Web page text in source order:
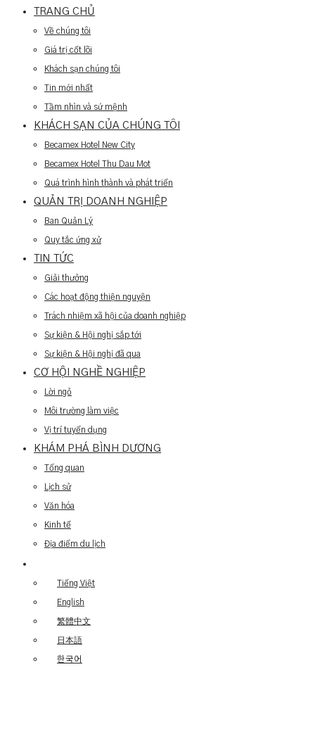
TRANG CHỦ
Về chúng tôi
Giá trị cốt lõi
Khách sạn chúng tôi
Tin mới nhất
Tầm nhìn và sứ mệnh
KHÁCH SẠN CỦA CHÚNG TÔI
Becamex Hotel New City
Becamex Hotel Thu Dau Mot
Quá trình hình thành và phát triển
QUẢN TRỊ DOANH NGHIỆP
Ban Quản Lý
Quy tắc ứng xử
TIN TỨC
Giải thưởng
Các hoạt động thiện nguyện
Trách nhiệm xã hội của doanh nghiệp
Sự kiện & Hội nghị sắp tới
Sự kiện & Hội nghị đã qua
CƠ HỘI NGHỀ NGHIỆP
Lời ngỏ
Môi trường làm việc
Vị trí tuyển dụng
KHÁM PHÁ BÌNH DƯƠNG
Tổng quan
Lịch sử
Văn hóa
Kinh tế
Địa điểm du lịch
Tiếng Việt
English
繁體中文
日本語
한국어